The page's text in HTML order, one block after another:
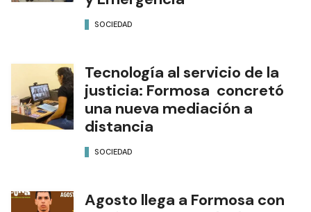
SOCIEDAD
Tecnología al servicio de la
justicia: Formosa concretó
una nueva mediación a
distancia
SOCIEDAD
Agosto llega a Formosa con